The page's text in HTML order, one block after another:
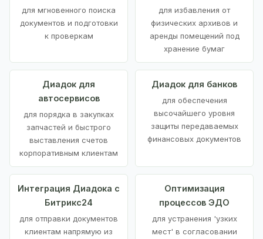
для мгновенного поиска
документов и подготовки
к проверкам
для избавления от
физических архивов и
аренды помещений под
хранение бумаг
Диадок для
автосервисов
для порядка в закупках
запчастей и быстрого
выставления счетов
корпоративным клиентам
Диадок для банков
для обеспечения
высочайшего уровня
защиты передаваемых
финансовых документов
Интеграция Диадока с
Битрикс24
для отправки документов
клиентам напрямую из
Оптимизация
процессов ЭДО
для устранения 'узких
мест' в согласовании